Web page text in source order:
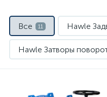
Все 11 Hawle
Hawle Затворы